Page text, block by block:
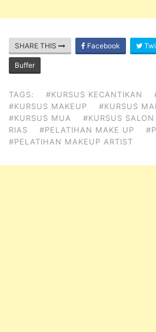
SHARE THIS Facebook
Buffer
TAGS: #KURSUS KECANTIKAN
#KURSUS MAKEUP
#KURSUS
#KURSUS MUA
#KURSUS SALON
RIAS
#PELATIHAN MAKE UP
#PELATIHAN MAKEUP ARTIST